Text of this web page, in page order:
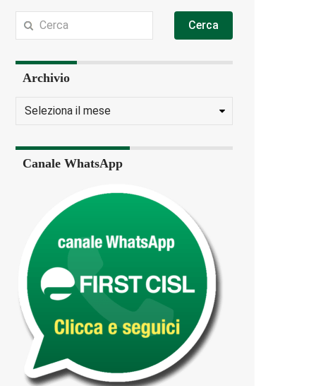
Cerca
Archivio
Canale WhatsApp